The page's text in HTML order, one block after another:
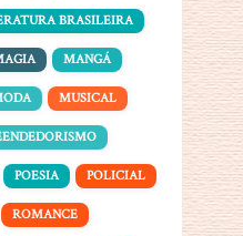
BRASILEIRA
MANGÁ
MUSICAL
POESIA POLICIAL
ROMANCE